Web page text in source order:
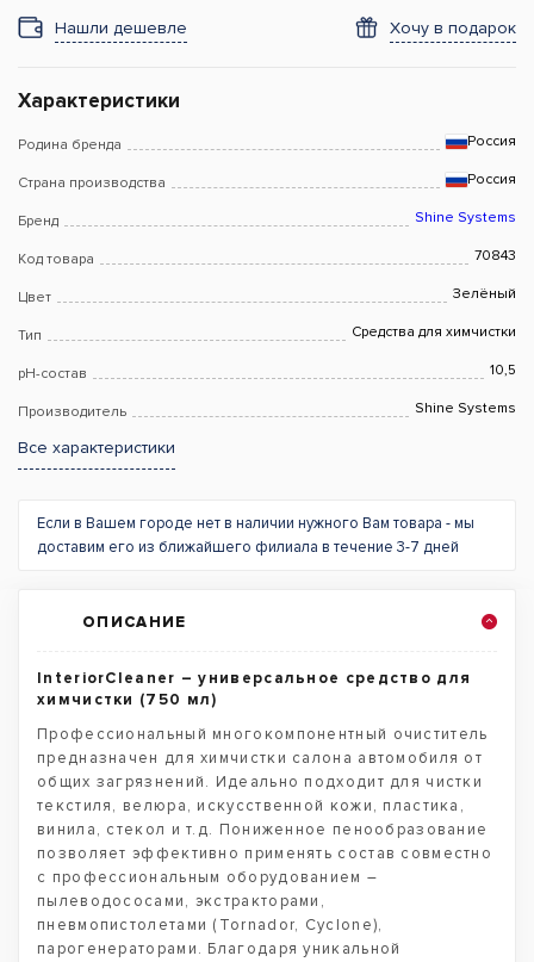
Нашли дешевле Хочу в подарок
Характеристики
Родина бренда Россия
Страна производства Россия
Бренд Shine Systems
Код товара 70843
Цвет Зелёный
Тип Средства для химчистки
pH-состав 10,5
Производитель Shine Systems
Все характеристики
Если в Вашем городе нет в наличии нужного Вам товара - мы
доставим его из ближайшего филиала в течение 3-7 дней
ОПИСАНИЕ
InteriorCleaner – универсальное средство для
химчистки (750 мл)
Профессиональный многокомпонентный очиститель
предназначен для химчистки салона автомобиля от
общих загрязнений. Идеально подходит для чистки
текстиля, велюра, искусственной кожи, пластика,
винила, стекол и т.д. Пониженное пенообразование
позволяет эффективно применять состав совместно
с профессиональным оборудованием –
пылеводососами, экстракторами,
пневмопистолетами (Tornador, Cyclone),
парогенераторами. Благодаря уникальной